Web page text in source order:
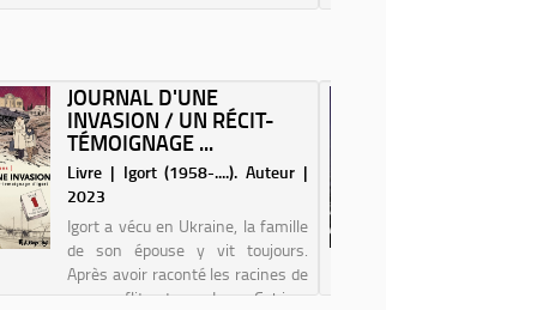
JOURNAL D'UNE
INVASION / UN RÉCIT-
TÉMOIGNAGE ...
Livre | Igort (1958-....). Auteur |
2023
Igort a vécu en Ukraine, la famille
de son épouse y vit toujours.
Après avoir raconté les racines de
ce conflit dans Les Cahiers